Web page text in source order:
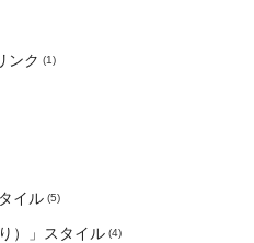
ンク (1)
イル (5)
）」スタイル (4)